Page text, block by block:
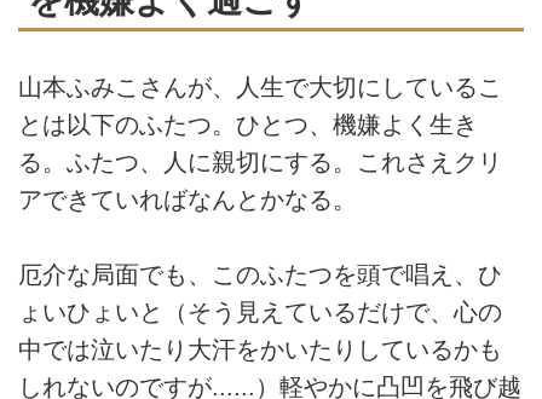
山本ふみこさんが、人生で大切にしているこ
とは以下のふたつ。ひとつ、機嫌よく生き
る。ふたつ、人に親切にする。これさえクリ
アできていればなんとかなる。
厄介な局面でも、このふたつを頭で唱え、ひ
ょいひょいと（そう見えているだけで、心の
中では泣いたり大汗をかいたりしているかも
しれないのですが......）軽やかに凸凹を飛び越